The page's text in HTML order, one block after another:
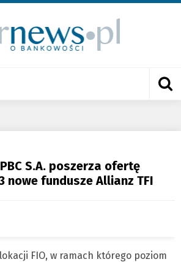
S.A. poszerza ofertę
nowe fundusze Allianz TFI
FIO, w ramach którego poziom